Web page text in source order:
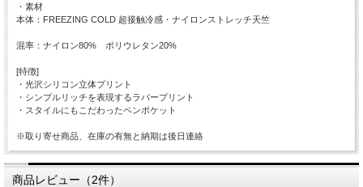
・素材
本体：FREEZING COLD 超接触冷感・ナイロンストレッチ天竺
混率：ナイロン80% ポリウレタン20%
[特徴]
・光沢シリコン立体プリント
・シンプルリッチを表現するラバープリント
・スタイルにもこだわったペンポケット
※取り寄せ商品、在庫の有無と納期は後日連絡
商品レビュー（2件）